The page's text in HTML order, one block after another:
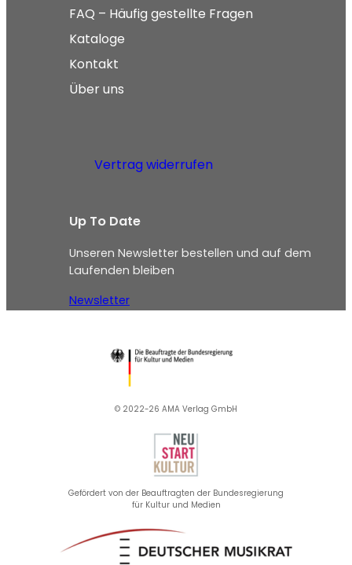
FAQ – Häufig gestellte Fragen
Kataloge
Kontakt
Über uns
Vertrag widerrufen
Up To Date
Unseren Newsletter bestellen und auf dem
Laufenden bleiben
Newsletter
© 2022-26 AMA Verlag GmbH​
Gefördert von der Beauftragten der Bundesregierung
für Kultur und Medien